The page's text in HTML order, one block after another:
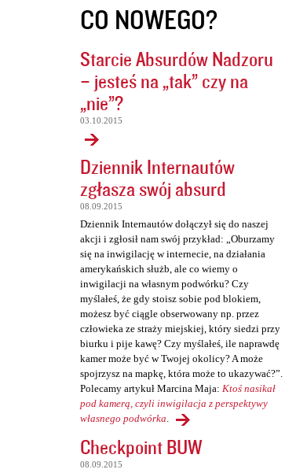
CO NOWEGO?
Starcie Absurdów Nadzoru
– jesteś na „tak” czy na
„nie”?
03.10.2015
Dziennik Internautów
zgłasza swój absurd
08.09.2015
Dziennik Internautów dołączył się do naszej
akcji i zgłosił nam swój przykład: „Oburzamy
się na inwigilację w internecie, na działania
amerykańskich służb, ale co wiemy o
inwigilacji na własnym podwórku? Czy
myślałeś, że gdy stoisz sobie pod blokiem,
możesz być ciągle obserwowany np. przez
człowieka ze straży miejskiej, który siedzi przy
biurku i pije kawę? Czy myślałeś, ile naprawdę
kamer może być w Twojej okolicy? A może
spojrzysz na mapkę, która może to ukazywać?”.
Polecamy artykuł Marcina Maja: Ktoś nasikał
pod kamerą, czyli inwigilacja z perspektywy
własnego podwórka.
Checkpoint BUW
08.09.2015